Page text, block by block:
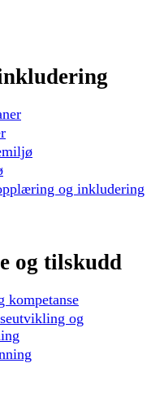
og inkludering
og tilskudd
kompetanse
og